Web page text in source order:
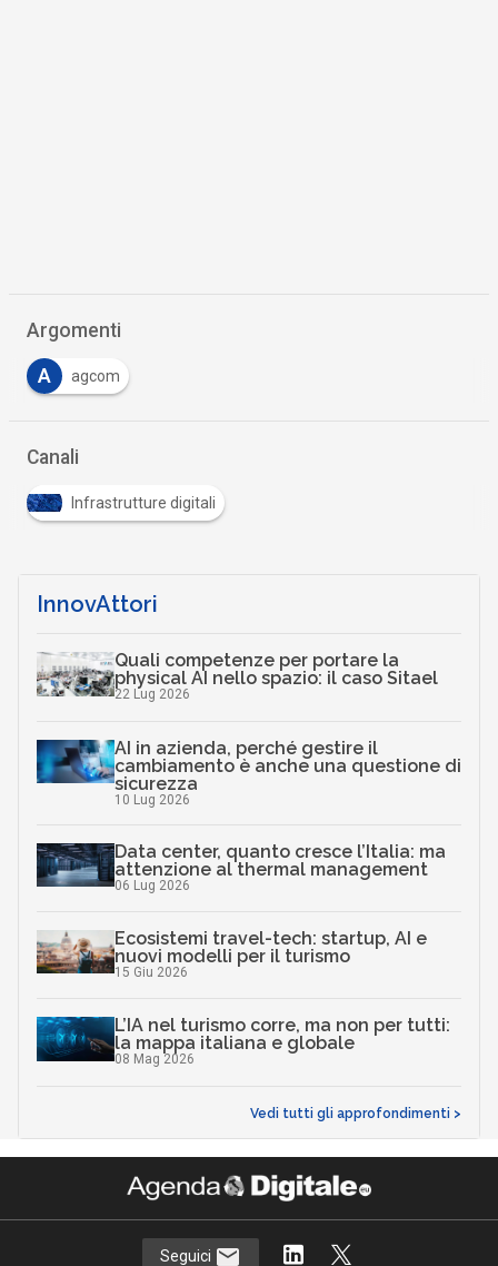
Argomenti
A agcom
Canali
Infrastrutture digitali
InnovAttori
Quali competenze per portare la
physical AI nello spazio: il caso Sitael
22 Lug 2026
AI in azienda, perché gestire il
cambiamento è anche una questione di
sicurezza
10 Lug 2026
Data center, quanto cresce l’Italia: ma
attenzione al thermal management
06 Lug 2026
Ecosistemi travel-tech: startup, AI e
nuovi modelli per il turismo
15 Giu 2026
L’IA nel turismo corre, ma non per tutti:
la mappa italiana e globale
08 Mag 2026
Vedi tutti gli approfondimenti >
Seguici